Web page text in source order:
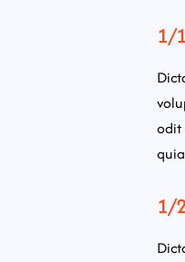
1/
odit
1/